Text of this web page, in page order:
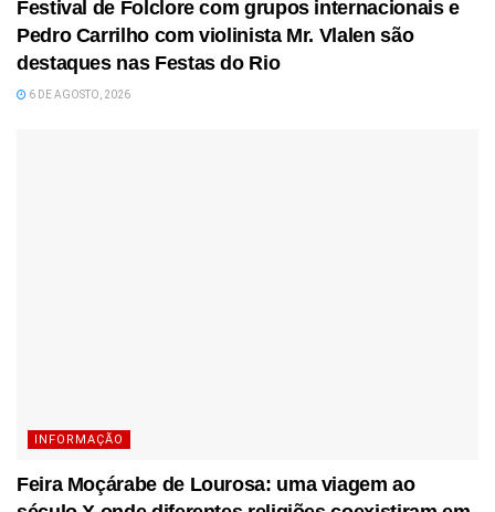
Festival de Folclore com grupos internacionais e
Pedro Carrilho com violinista Mr. Vlalen são
destaques nas Festas do Rio
6 DE AGOSTO, 2026
INFORMAÇÃO
Feira Moçárabe de Lourosa: uma viagem ao